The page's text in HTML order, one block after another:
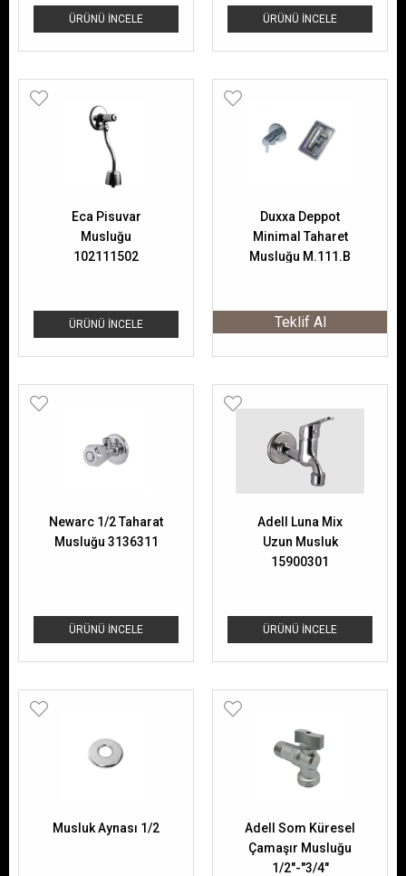
ÜRÜNÜ İNCELE ÜRÜNÜ İNCELE
ÜRÜNÜ İNCELE
Eca Pisuvar
Musluğu
102111502
Duxxa Deppot
Minimal Taharet
Musluğu M.111.B
Teklif Al
ÜRÜNÜ İNCELE
Newarc 1/2 Taharat
Musluğu 3136311
ÜRÜNÜ İNCELE
Adell Luna Mix
Uzun Musluk
15900301
Musluk Aynası 1/2
Adell Som Küresel
Çamaşır Musluğu
1/2"-"3/4"